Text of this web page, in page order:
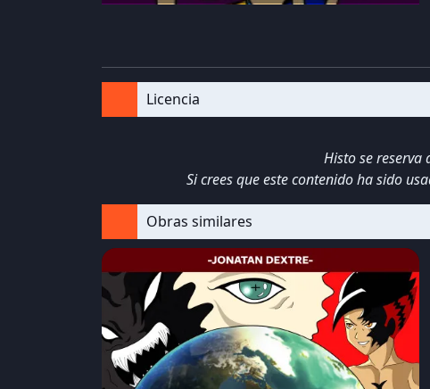
Licencia
Histo se
Si crees que este contenido ha sido
Obras similares